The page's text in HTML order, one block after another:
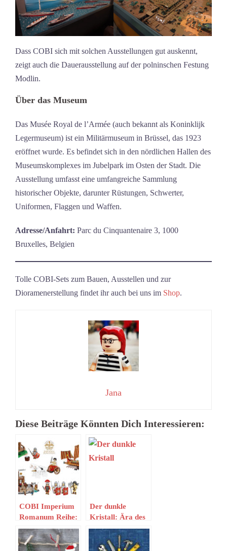
Dass COBI sich mit solchen Ausstellungen gut auskennt,
zeigt auch die Dauerausstellung auf der polninschen Festung
Modlin.
Über das Museum
Das Musée Royal de l’Armée (auch bekannt als Koninklijk
Legermuseum) ist ein Militärmuseum in Brüssel, das 1923
eröffnet wurde. Es befindet sich in den nördlichen Hallen des
Museumskomplexes im Jubelpark im Osten der Stadt. Die
Ausstellung umfasst eine umfangreiche Sammlung
historischer Objekte, darunter Rüstungen, Schwerter,
Uniformen, Flaggen und Waffen.
Adresse/Anfahrt: Parc du Cinquantenaire 3, 1000
Bruxelles, Belgien
Tolle COBI-Sets zum Bauen, Ausstellen und zur
Dioramenerstellung findet ihr auch bei uns im Shop.
Jana
Diese Beiträge Könnten Dich Interessieren:
COBI Imperium
Romanum Reihe:
Aktuelle Setbilder
Der dunkle
Kristall: Ära des
Widerstands
Tactics (PSN)